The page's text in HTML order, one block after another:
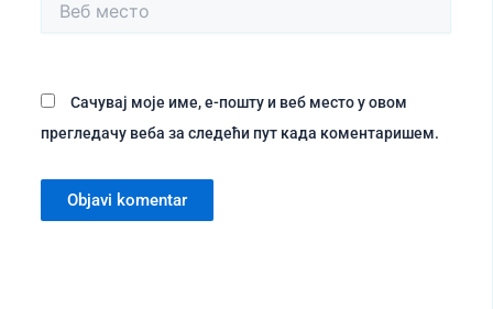
место
Сачувај моје име, е-пошту и веб место у овом
прегледачу веба за следећи пут када коментаришем.